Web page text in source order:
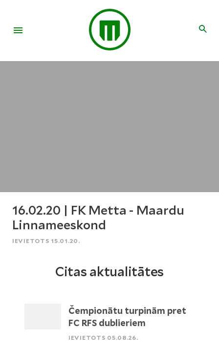
16.02.20 | FK Metta - Maardu
Linnameeskond
IEVIETOTS 15.01.20.
Citas aktualitātes
Čempionātu turpinām pret
FC RFS dublieriem
IEVIETOTS 05.08.26.